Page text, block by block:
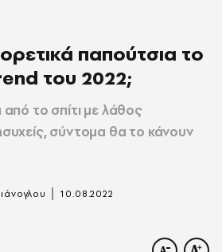
παπούτσια το
του 2022;
το σπίτι με λάθος
σύντομα θα το κάνουν
10.08.2022